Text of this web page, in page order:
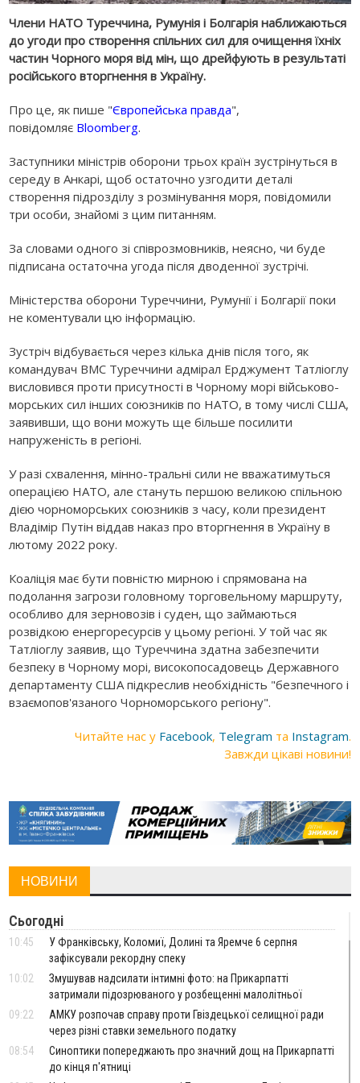
Члени НАТО Туреччина, Румунія і Болгарія наближаються
до угоди про створення спільних сил для очищення їхніх
частин Чорного моря від мін, що дрейфують в результаті
російського вторгнення в Україну.
Про це, як пише "Європейська правда",
повідомляє Bloomberg.
Заступники міністрів оборони трьох країн зустрінуться в
середу в Анкарі, щоб остаточно узгодити деталі
створення підрозділу з розмінування моря, повідомили
три особи, знайомі з цим питанням.
За словами одного зі співрозмовників, неясно, чи буде
підписана остаточна угода після дводенної зустрічі.
Міністерства оборони Туреччини, Румунії і Болгарії поки
не коментували цю інформацію.
Зустріч відбувається через кілька днів після того, як
командувач ВМС Туреччини адмірал Ерджумент Татліоглу
висловився проти присутності в Чорному морі військово-
морських сил інших союзників по НАТО, в тому числі США,
заявивши, що вони можуть ще більше посилити
напруженість в регіоні.
У разі схвалення, мінно-тральні сили не вважатимуться
операцією НАТО, але стануть першою великою спільною
дією чорноморських союзників з часу, коли президент
Владімір Путін віддав наказ про вторгнення в Україну в
лютому 2022 року.
Коаліція має бути повністю мирною і спрямована на
подолання загрози головному торговельному маршруту,
особливо для зерновозів і суден, що займаються
розвідкою енергоресурсів у цьому регіоні. У той час як
Татліоглу заявив, що Туреччина здатна забезпечити
безпеку в Чорному морі, високопосадовець Державного
департаменту США підкреслив необхідність "безпечного і
взаємопов'язаного Чорноморського регіону".
Читайте нас у Facebook, Telegram та Instagram.
Завжди цікаві новини!
НОВИНИ
Сьогодні
10:45
У Франківську, Коломиї, Долині та Яремче 6 серпня
зафіксували рекордну спеку
10:02
Змушував надсилати інтимні фото: на Прикарпатті
затримали підозрюваного у розбещенні малолітньої
09:22
АМКУ розпочав справу проти Гвіздецької селищної ради
через різні ставки земельного податку
08:54
Синоптики попереджають про значний дощ на Прикарпатті
до кінця п'ятниці